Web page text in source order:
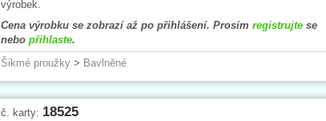
výrobek.
Cena výrobku se zobrazí až po přihlášení. Prosím registrujtese
nebo přihlaste.
Šikmé proužky> Bavlněné
č. karty: 18525